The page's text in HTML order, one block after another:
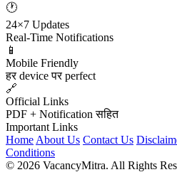
🕐
24×7 Updates
Real-Time Notifications
📱
Mobile Friendly
हर device पर perfect
🔗
Official Links
PDF + Notification सहित
Important Links
Home About Us Contact Us
Conditions
© 2026 VacancyMitra. All Rights